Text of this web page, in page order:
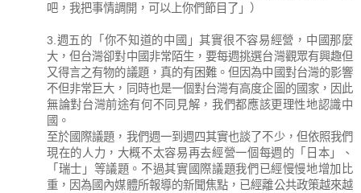
吧，我把事情調開，可以上你們節目了」）
3.週五的「你不知道的中國」其實很不容易經營，中國那麼
大，但台灣卻對中國非常陌生，要每週挑選台灣觀眾有興趣但
又得言之有物的議題，真的有困難。但因為中國對台灣的影響
不但非常巨大，同時也是一個對台灣有高度企圖的國家，因此
無論對台灣前途有何不同見解，我們都應該更理性地認識中
國。
至於國際議題，我們週一到週四其實也談了不少，但依照我們
現在的人力，大概不太容易再去經營一個每週的「日本」、
「瑞士」等議題。不過其實國際議題我們已經慢慢地增加比
重，因為國內媒體所報導的新聞焦點，已經離公共政策越來越